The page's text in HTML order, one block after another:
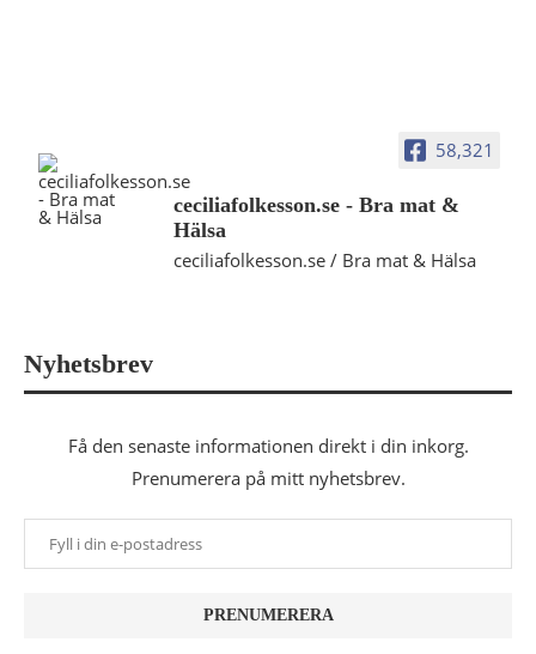
58,321
ceciliafolkesson.se - Bra mat &
Hälsa
ceciliafolkesson.se / Bra mat & Hälsa
Nyhetsbrev
Få den senaste informationen direkt i din inkorg.
Prenumerera på mitt nyhetsbrev.